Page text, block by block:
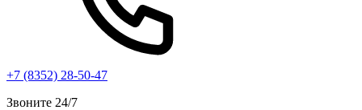
+7 (8352) 28-50-47
Звоните 24/7